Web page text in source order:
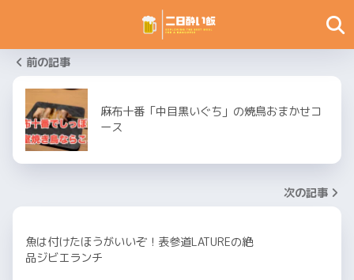
前の記事
麻布十番「中目黒いぐち」の焼鳥おまかせコ
ース
次の記事
魚は付けたほうがいいぞ！表参道LATUREの絶
品ジビエランチ